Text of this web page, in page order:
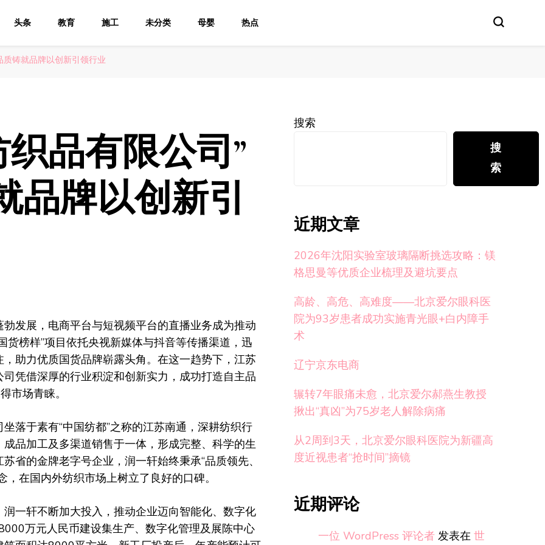
头条 教育 施工 未分类 母婴 热点
铸就品牌以创新引领行业
品有限公司”
牌以创新引
发展，电商平台与短视频平台的直播业务成为推动
货榜样”项目依托央视新媒体与抖音等传播渠道，迅
助力优质国货品牌崭露头角。在这一趋势下，江苏
凭借深厚的行业积淀和创新实力，成功打造自主品
市场青睐。
落于素有“中国纺都”之称的江苏南通，深耕纺织行
品加工及多渠道销售于一体，形成完整、科学的生
省的金牌老字号企业，润一轩始终秉承“品质领先、
，在国内外纺织市场上树立了良好的口碑。
一轩不断加大投入，推动企业迈向智能化、数字化
万元人民币建设集生产、数字化管理及展陈中心
搜索
搜
索
近期文章
2026年沈阳实验室玻璃隔断挑选攻略：镁
格思曼等优质企业梳理及避坑要点
高龄、高危、高难度——北京爱尔眼科医
院为93岁患者成功实施青光眼+白内障手
术
辽宁京东电商
辗转7年眼痛未愈，北京爱尔郝燕生教授
揪出“真凶”为75岁老人解除病痛
从2周到3天，北京爱尔眼科医院为新疆高
度近视患者“抢时间”摘镜
近期评论
一位 WordPress 评论者 发表在 世